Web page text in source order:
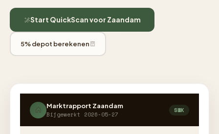
Start QuickScan voor Zaandam
5% depot berekenen
Marktrapport Zaandam
Bijgewerkt 2026-05-27
SWK